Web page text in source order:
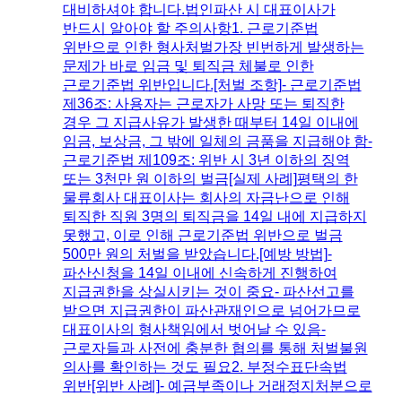
대비하셔야 합니다.법인파산 시 대표이사가
반드시 알아야 할 주의사항1. 근로기준법
위반으로 인한 형사처벌​가장 빈번하게 발생하는
문제가 바로 임금 및 퇴직금 체불로 인한
근로기준법 위반입니다.​[처벌 조항]- 근로기준법
제36조: 사용자는 근로자가 사망 또는 퇴직한
경우 그 지급사유가 발생한 때부터 14일 이내에
임금, 보상금, 그 밖에 일체의 금품을 지급해야 함-
근로기준법 제109조: 위반 시 3년 이하의 징역
또는 3천만 원 이하의 벌금​[실제 사례]평택의 한
물류회사 대표이사는 회사의 자금난으로 인해
퇴직한 직원 3명의 퇴직금을 14일 내에 지급하지
못했고, 이로 인해 근로기준법 위반으로 벌금
500만 원의 처벌을 받았습니다.​[예방 방법]-
파산신청을 14일 이내에 신속하게 진행하여
지급권한을 상실시키는 것이 중요- 파산선고를
받으면 지급권한이 파산관재인으로 넘어가므로
대표이사의 형사책임에서 벗어날 수 있음-
근로자들과 사전에 충분한 협의를 통해 처벌불원
의사를 확인하는 것도 필요​2. 부정수표단속법
위반​[위반 사례]- 예금부족이나 거래정지처분으로